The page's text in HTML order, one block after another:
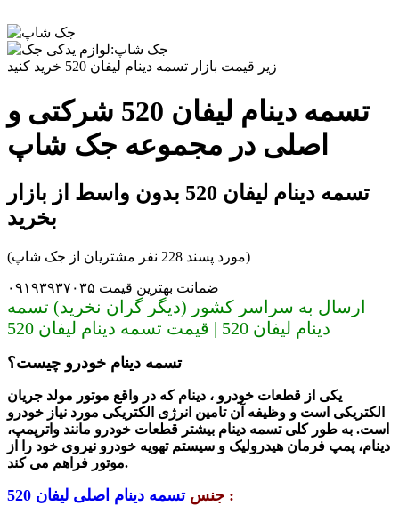
زیر قیمت بازار تسمه دینام لیفان 520 خرید کنید
تسمه دینام لیفان 520 شرکتی و
اصلی در مجموعه جک شاپ
تسمه دینام لیفان 520 بدون واسط از بازار
بخرید
(مورد پسند 228 نفر مشتریان از جک شاپ)
ضمانت بهترین قیمت ۰۹۱۹۳۹۳۷۰۳۵
ارسال به سراسر کشور (دیگر گران نخرید) تسمه
دینام لیفان 520 | قیمت تسمه دینام لیفان 520
تسمه دینام خودرو چیست؟
یکی از قطعات خودرو ، دینام که در واقع موتور مولد جریان
الکتریکی است و وظیفه آن تامین انرژی الکتریکی مورد نیاز خودرو
است. به طور کلی تسمه دینام بیشتر قطعات خودرو مانند واترپمپ،
دینام، پمپ فرمان هیدرولیک و سیستم تهویه خودرو نیروی خود را از
موتور فراهم می کند.
جنستسمه دینام اصلی لیفان 520 :